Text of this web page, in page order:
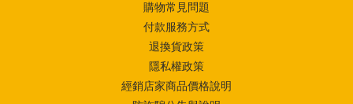
購物常見問題
付款服務方式
退換貨政策
隱私權政策
經銷店家商品價格說明